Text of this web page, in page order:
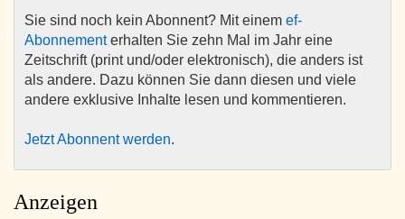
Sie sind noch kein Abonnent? Mit einem ef-
Abonnementerhalten Sie zehn Mal im Jahr eine
Zeitschrift (print und/oder elektronisch), die anders ist
als andere. Dazu können Sie dann diesen und viele
andere exklusive Inhalte lesen und kommentieren.
Jetzt Abonnent werden.
Anzeigen